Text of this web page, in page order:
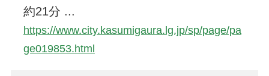
約21分 ...
https://www.city.kasumigaura.lg.jp/sp/page/pa
ge019853.html